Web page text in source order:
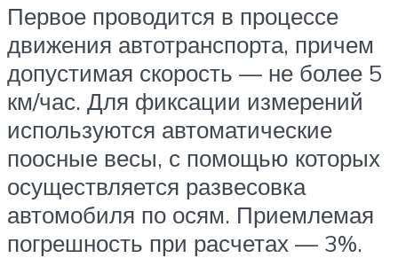
Первое проводится в процессе
движения автотранспорта, причем
допустимая скорость — не более 5
км/час. Для фиксации измерений
используются автоматические
поосные весы, с помощью которых
осуществляется развесовка
автомобиля по осям. Приемлемая
погрешность при расчетах — 3%.